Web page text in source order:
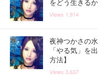
Views 1,914
夜神つかさの
「やる気」を
方法】
Views 3,637